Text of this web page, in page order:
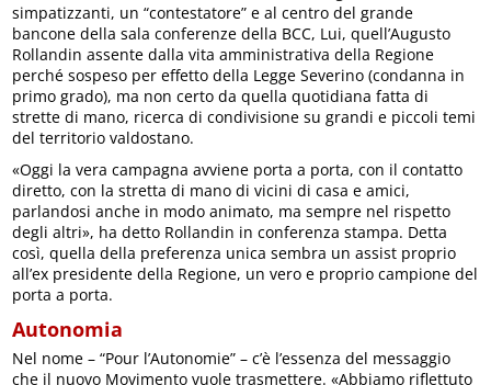
simpatizzanti, un “contestatore” e al centro del grande
bancone della sala conferenze della BCC, Lui, quell’Augusto
Rollandin assente dalla vita amministrativa della Regione
perché sospeso per effetto della Legge Severino (condanna in
primo grado), ma non certo da quella quotidiana fatta di
strette di mano, ricerca di condivisione su grandi e piccoli temi
del territorio valdostano.
«Oggi la vera campagna avviene porta a porta, con il contatto
diretto, con la stretta di mano di vicini di casa e amici,
parlandosi anche in modo animato, ma sempre nel rispetto
degli altri», ha detto Rollandin in conferenza stampa. Detta
così, quella della preferenza unica sembra un assist proprio
all’ex presidente della Regione, un vero e proprio campione del
porta a porta.
Autonomia
Nel nome – “Pour l’Autonomie” – c’è l’essenza del messaggio
che il nuovo Movimento vuole trasmettere. «Abbiamo riflettuto